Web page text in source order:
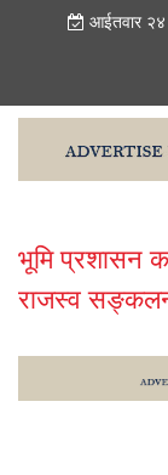
आईतवार
भूमि प्रशासन
राजस्व